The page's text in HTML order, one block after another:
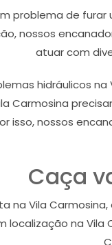
problema de
nossos
atuar com
hidráulicos
Carmosina
isso, nossos
Caça
na Vila
localização na Vila